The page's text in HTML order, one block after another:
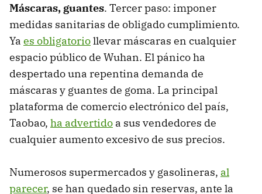
Máscaras, guantes. Tercer paso: imponer
medidas sanitarias de obligado cumplimiento.
Ya es obligatoriollevar máscaras en cualquier
espacio público de Wuhan. El pánico ha
despertado una repentina demanda de
máscaras y guantes de goma. La principal
plataforma de comercio electrónico del país,
Taobao, ha advertido a sus vendedores de
cualquier aumento excesivo de sus precios.
Numerosos supermercados y gasolineras, al
parecer, se han quedado sin reservas, ante la